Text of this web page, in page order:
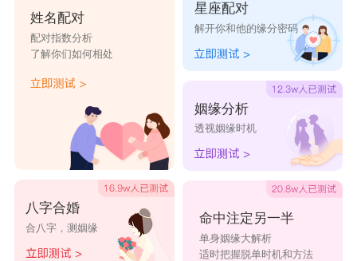
姓名配对
配对指数分析
了解你们如何相处
八字合婚
合八字，测姻缘
星座配对
解开你和他的缘分密码
姻缘分析
透视姻缘时机
命中注定另一半
单身姻缘大解析
适时把握脱单时机和方法